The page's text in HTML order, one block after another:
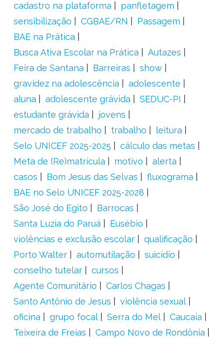
cadastro na plataforma
panfletagem
sensibilização
CGBAE/RN
Passagem
BAE na Prática
Busca Ativa Escolar na Prática
Autazes
Feira de Santana
Barreiras
show
gravidez na adolescência
adolescente
aluna
adolescente grávida
SEDUC-PI
estudante grávida
jovens
mercado de trabalho
trabalho
leitura
Selo UNICEF 2025-2025
cálculo das metas
Meta de (Re)matrícula
motivo
alerta
casos
Bom Jesus das Selvas
fluxograma
BAE no Selo UNICEF 2025-2028
São José do Egito
Barrocas
Santa Luzia do Paruá
Eusébio
violências e exclusão escolar
qualificação
Porto Walter
automutilação
suicídio
conselho tutelar
cursos
Agente Comunitário
Carlos Chagas
Santo Antônio de Jesus
violência sexual
oficina
grupo focal Serra do Mel
Caucaia
Teixeira de Freias
Campo Novo de Rondônia